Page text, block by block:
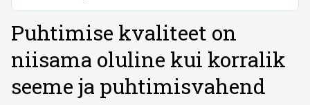
Puhtimise kvaliteet on
niisama oluline kui korralik
seeme ja puhtimisvahend